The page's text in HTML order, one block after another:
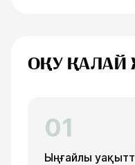
ОҚУ ҚАЛАЙ
01
Ыңғайлы